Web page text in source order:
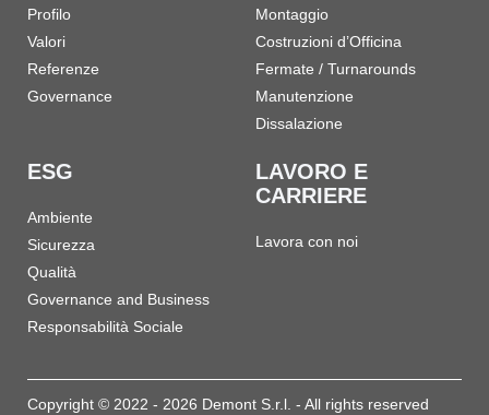
Profilo
Valori
Referenze
Governance
Montaggio
Costruzioni d’Officina
Fermate / Turnarounds
Manutenzione
Dissalazione
ESG
Ambiente
Sicurezza
Qualità
Governance and Business
Responsabilità Sociale
LAVORO E
CARRIERE
Lavora con noi
Copyright © 2022 - 2026 Demont S.r.l. - All rights reserved